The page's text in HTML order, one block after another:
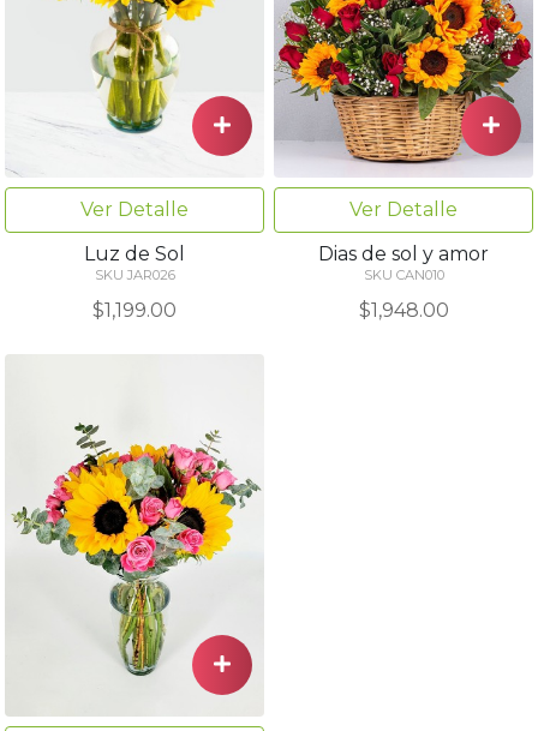
Ver Detalle
Luz de Sol
SKU JAR026
$1,199.00
Ver Detalle
Dias de sol y amor
SKU CAN010
$1,948.00